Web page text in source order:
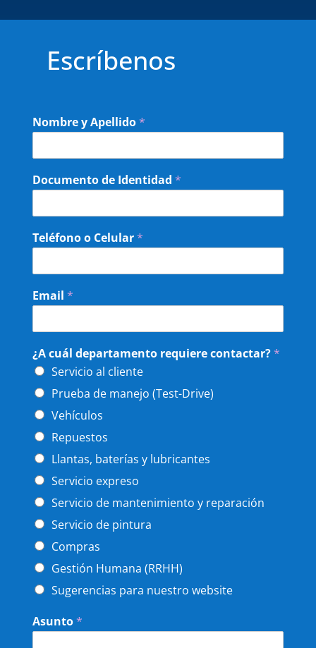
Escríbenos
Nombre y Apellido*
Documento de Identidad *
Teléfono o Celular*
Email *
¿A cuál departamento requiere contactar?*
Servicio al cliente
Prueba de manejo (Test-Drive)
Vehículos
Repuestos
Llantas, baterías y lubricantes
Servicio expreso
Servicio de mantenimiento y reparación
Servicio de pintura
Compras
Gestión Humana (RRHH)
Sugerencias para nuestro website
Asunto*